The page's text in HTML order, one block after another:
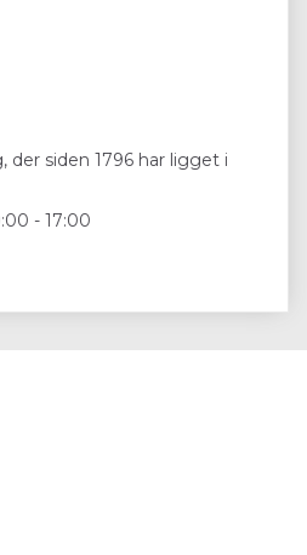
der siden 1796 har ligget i
- 17:00